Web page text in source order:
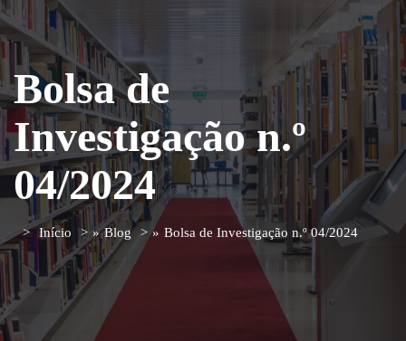
Bolsa de
Investigação n.º
04/2024
Início » Blog » Bolsa de Investigação n.º 04/2024